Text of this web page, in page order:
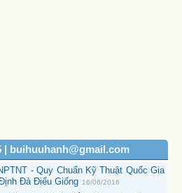
| buihuuhanh@gmail.com
- Quy Chuẩn Kỹ Thuật Quốc Gia
Đà Điểu Giống 16/06/2016